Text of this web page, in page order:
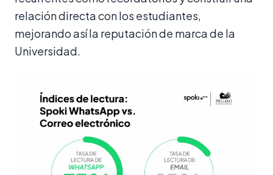
relación directa con los estudiantes,
mejorando así la reputación de marca de la
Universidad.